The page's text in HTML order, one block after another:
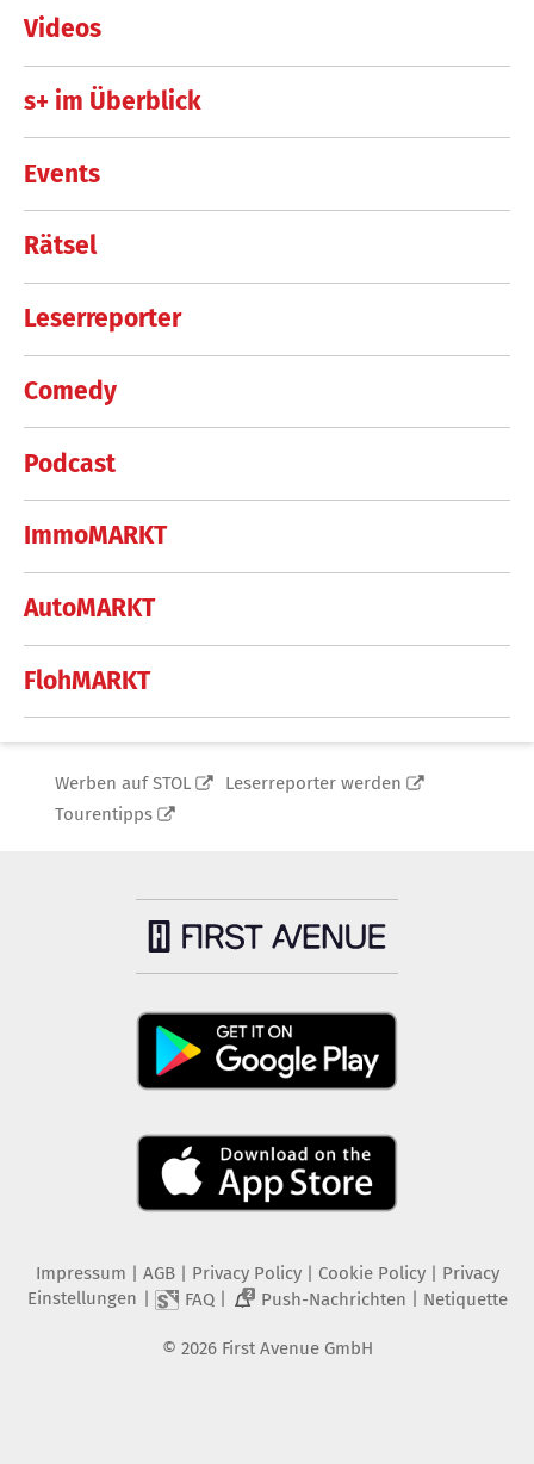
Videos
s+ im Überblick
Events
Rätsel
Leserreporter
Comedy
Podcast
ImmoMARKT
AutoMARKT
FlohMARKT
Werben auf STOL
Leserreporter werden
Tourentipps
Impressum AGB Privacy Policy| Cookie Policy| Privacy
Einstellungen
FAQ| 2 Push-Nachrichten Netiquette
© 2026 First Avenue GmbH